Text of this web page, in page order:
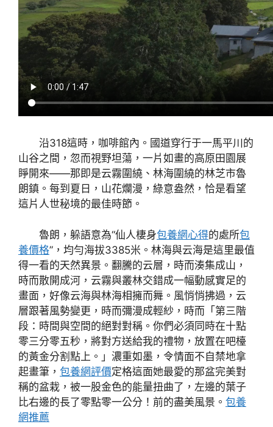
沿318這時，咖啡館內。國道穿行于一馬平川的
山谷之間，忽而視野坦蕩，一片如畫的高原田園展
睜開來——那即是云霧圍繞、林海圍繞的林芝市魯
朗鎮。每到夏日，山花爛漫，綠意盎然，恰是看望
這片人世秘境的最佳時節。
魯朗，躲語意為“仙人棲身包養網心得的處所包
養價格”，均勻海拔3385米。林海與云海是這里最值
得一看的天然異景。翻騰的云層，時而湊集成山，
時而散開成河，云霧與叢林交錯成一幅動感實足的
畫面，好像云海與林海相擁而舞。風悄悄拂過，云
層跟著風勢變更，時而彌漫成輕紗，時而「第三階
段：時間與空間的絕對對稱。你們必須同時在十點
零三分零五秒，將對方送給我的禮物，放置在吧檯
的黃金分割點上。」濃重如墨，令情面不自禁地拿
起畫筆， 包養網評價定格這面她最愛的那盆完美對
稱的盆栽，被一股金色的能量扭曲了，左邊的葉子
比右邊的長了零點零一公分！前的盡美風景。 包養
網推薦